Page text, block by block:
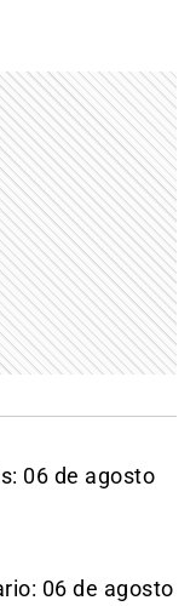
06 de agosto
06 de agosto